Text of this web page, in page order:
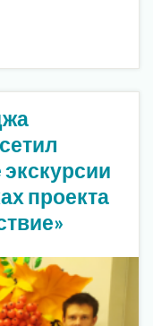
проекта